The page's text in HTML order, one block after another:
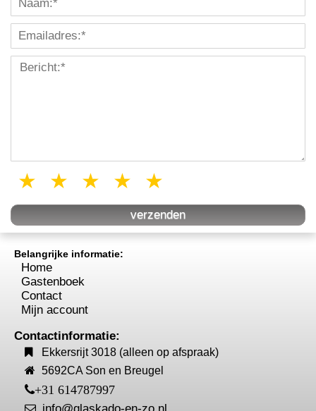
4 stars
3 stars
2 stars
1 star
Belangrijke informatie:
Home
Gastenboek
Contact
Mijn account
Contactinformatie:
Ekkersrijt 3018 (alleen op afspraak)
5692CA Son en Breugel
+31 614787997
info@glaskado-en-zo.nl